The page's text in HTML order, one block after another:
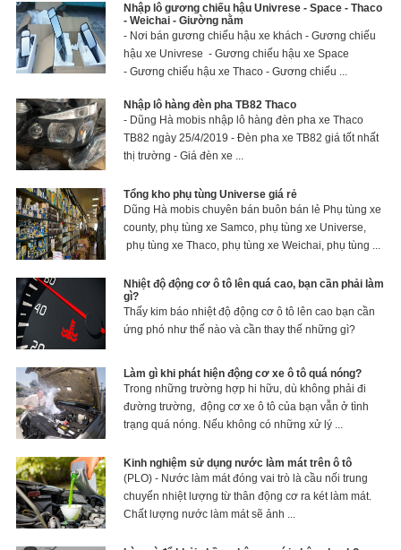
Nhập lô gương chiếu hậu Univrese - Space - Thaco
- Weichai - Giường nằm
- Nơi bán gương chiếu hậu xe khách - Gương chiếu
hậu xe Univrese - Gương chiếu hậu xe Space
- Gương chiếu hậu xe Thaco - Gương chiếu ...
Nhập lô hàng đèn pha TB82 Thaco
- Dũng Hà mobis nhập lô hàng đèn pha xe Thaco
TB82 ngày 25/4/2019 - Đèn pha xe TB82 giá tốt nhất
thị trường - Giá đèn xe ...
Tổng kho phụ tùng Universe giá rẻ
Dũng Hà mobis chuyên bán buôn bán lẻ Phụ tùng xe
county, phụ tùng xe Samco, phụ tùng xe Universe,
phụ tùng xe Thaco, phụ tùng xe Weichai, phụ tùng ...
Nhiệt độ động cơ ô tô lên quá cao, bạn cần phải làm
gì?
Thấy kim báo nhiệt độ động cơ ô tô lên cao bạn cần
ứng phó như thế nào và cần thay thế những gì?
Làm gì khi phát hiện động cơ xe ô tô quá nóng?
Trong những trường hợp hi hữu, dù không phải đi
đường trường, động cơ xe ô tô của bạn vẫn ở tình
trạng quá nóng. Nếu không có những xử lý ...
Kinh nghiệm sử dụng nước làm mát trên ô tô
(PLO) - Nước làm mát đóng vai trò là cầu nối trung
chuyển nhiệt lượng từ thân động cơ ra két làm mát.
Chất lượng nước làm mát sẽ ảnh ...